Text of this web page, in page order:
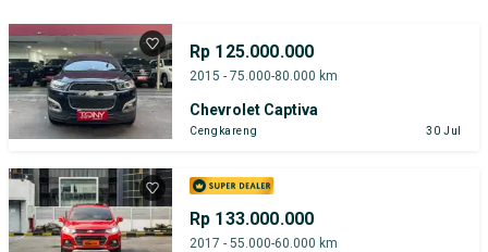
Rp 125.000.000
2015 - 75.000-80.000 km
Chevrolet Captiva
Cengkareng 30 Jul
Rp 133.000.000
2017 - 55.000-60.000 km